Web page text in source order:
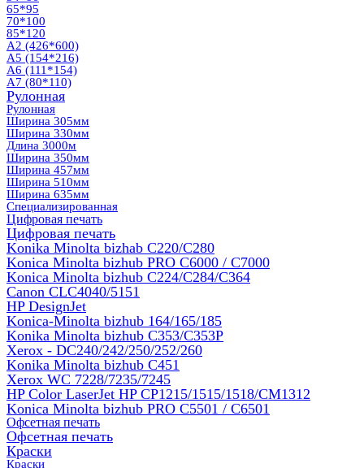
65*95
70*100
85*120
А2 (426*600)
А5 (154*216)
А6 (111*154)
А7 (80*110)
Рулонная
Рулонная
Ширина 305мм
Ширина 330мм
Длина 3000м
Ширина 350мм
Ширина 457мм
Ширина 510мм
Ширина 635мм
Специализированная
Цифровая печать
Цифровая печать
Konika Minolta bizhab C220/C280
Konica Minolta bizhub PRO C6000 / C7000
Konica Minolta bizhub С224/С284/С364
Canon CLC4040/5151
HP DesignJet
Konica-Minolta bizhub 164/165/185
Konika Minolta bizhub C353/C353Р
Xerox - DC240/242/250/252/260
Konika Minolta bizhub C451
Xerox WC 7228/7235/7245
HP Color LaserJet HP CP1215/1515/1518/CM1312
Konica Minolta bizhub PRO С5501 / С6501
Офсетная печать
Офсетная печать
Краски
Краски